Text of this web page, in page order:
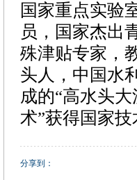
国家重点实验
员，国家杰出
殊津贴专家，
头人，中国水
成的“高水头
术”获得国家
分享到：